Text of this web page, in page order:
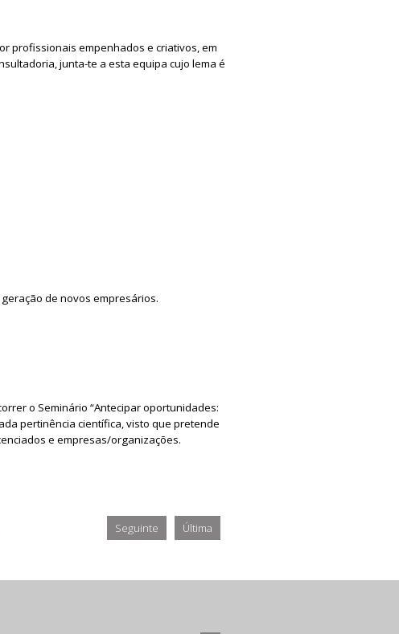
profissionais empenhados e criativos, em
junta-te a esta equipa cujo lema é
de novos empresários.
o Seminário “Antecipar oportunidades:
pertinência científica, visto que pretende
e empresas/organizações.
Última
Seguinte